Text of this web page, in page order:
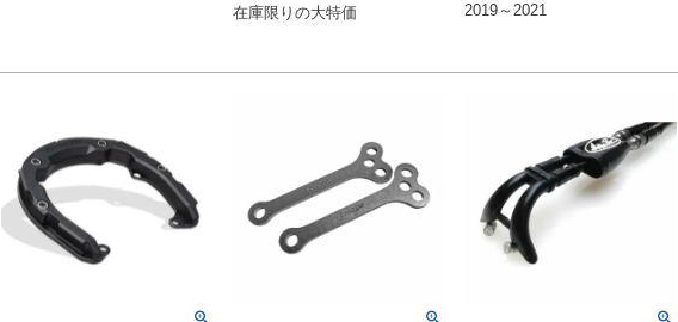
在庫限りの大特価
2019～2021